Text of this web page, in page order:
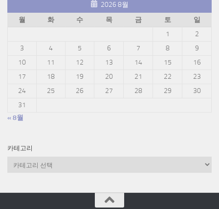
2026 8월
월
화 수 목 금 토
일
1
2
3
4 5 6 7 8
9
10
11 12 13 14 15
16
17
18 19 20 21 22
23
24
25 26 27 28 29
30
31
« 8월
카테고리
리